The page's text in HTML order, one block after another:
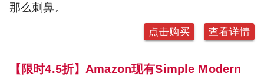
那么刺鼻。
点击购买 查看详情
【限时4.5折】Amazon现有Simple Modern